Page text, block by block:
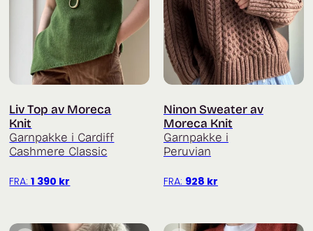
Liv Top av Moreca
Knit
Garnpakke i Cardiff
Cashmere Classic
FRA:1 390 kr
Ninon Sweater av
Moreca Knit
Garnpakke i
Peruvian
FRA: 928 kr